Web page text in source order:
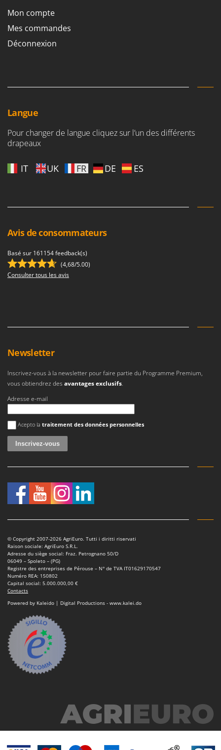
Mon compte
Mes commandes
Déconnexion
Langue
Pour changer de langue cliquez sur l’un des différents
drapeaux
IT UK FR DE ES
Avis de consommateurs
Basé sur 161154 feedback(s)
(4,68/5.00)
Consulter tous les avis
Newsletter
Inscrivez-vous à la newsletter pour faire partie du Programme Premium,
vous obtiendrez des avantages exclusifs.
Adresse e-mail
Une erreur est survenue
Acepto la traitement des données personnelles
© Copyright 2007-2026 AgriEuro. Tutti i diritti riservati
Raison sociale: AgriEuro S.R.L.
Adresse du siège social: Fraz. Petrognano 50/D
06049 – Spoleto – (PG)
Registre des entreprises de Pérouse – N° de TVA IT01629170547
Numéro REA: 150802
Capital social: 5.000.000,00 €
Contacts
Powered by Kaleido | Digital Productions - www.kalei.do